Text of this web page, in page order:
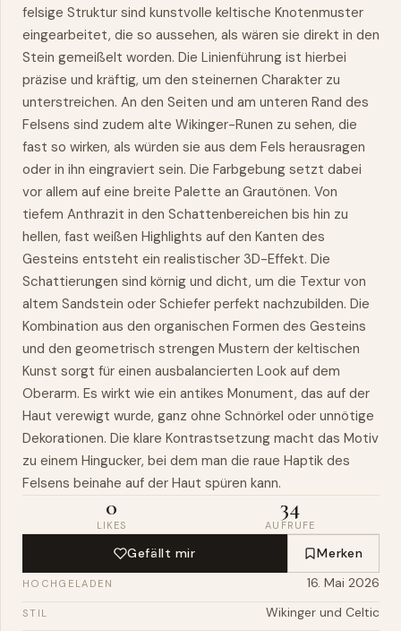
felsige Struktur sind kunstvolle keltische Knotenmuster
eingearbeitet, die so aussehen, als wären sie direkt in den
Stein gemeißelt worden. Die Linienführung ist hierbei
präzise und kräftig, um den steinernen Charakter zu
unterstreichen. An den Seiten und am unteren Rand des
Felsens sind zudem alte Wikinger-Runen zu sehen, die
fast so wirken, als würden sie aus dem Fels herausragen
oder in ihn eingraviert sein. Die Farbgebung setzt dabei
vor allem auf eine breite Palette an Grautönen. Von
tiefem Anthrazit in den Schattenbereichen bis hin zu
hellen, fast weißen Highlights auf den Kanten des
Gesteins entsteht ein realistischer 3D-Effekt. Die
Schattierungen sind körnig und dicht, um die Textur von
altem Sandstein oder Schiefer perfekt nachzubilden. Die
Kombination aus den organischen Formen des Gesteins
und den geometrisch strengen Mustern der keltischen
Kunst sorgt für einen ausbalancierten Look auf dem
Oberarm. Es wirkt wie ein antikes Monument, das auf der
Haut verewigt wurde, ganz ohne Schnörkel oder unnötige
Dekorationen. Die klare Kontrastsetzung macht das Motiv
zu einem Hingucker, bei dem man die raue Haptik des
Felsens beinahe auf der Haut spüren kann.
0
LIKES
34
AUFRUFE
Gefällt mir Merken
HOCHGELADEN 16. Mai 2026
STIL Wikinger und Celtic